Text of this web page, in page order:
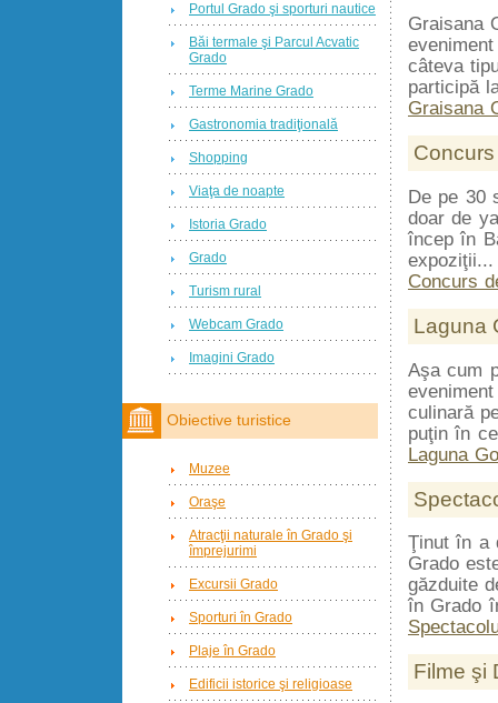
Graisana
câteva
participă
Graisana
De pe 30
doar de
încep în
expoziţii...
Concurs
Laguna
Aşa cum
culinară
puţin în
Laguna
Ţinut în a
Grado
găzduite
în Grado
Filme şi
Portul Grado şi sporturi nautice
Băi termale şi Parcul Acvatic
Grado
Terme Marine Grado
Gastronomia tradiţională
Shopping
Viaţa de noapte
Istoria Grado
Grado
Turism rural
Webcam Grado
Imagini Grado
Obiective turistice
Muzee
Oraşe
Atracţii naturale în Grado şi
împrejurimi
Excursii Grado
Sporturi în Grado
Plaje în Grado
Edificii istorice şi religioase